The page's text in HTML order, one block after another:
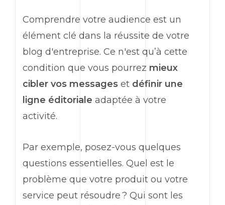
Comprendre votre audience est un
élément clé dans la réussite de votre
blog d'entreprise. Ce n'est qu’à cette
condition que vous pourrez mieux
cibler vos messages et définir une
ligne éditoriale adaptée à votre
activité.
Par exemple, posez-vous quelques
questions essentielles. Quel est le
problème que votre produit ou votre
service peut résoudre ? Qui sont les